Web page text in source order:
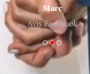
Marc
Avis Facebook